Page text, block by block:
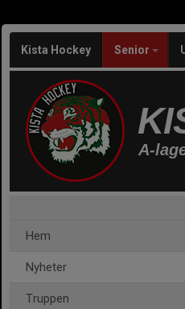
Kista Hockey Senior
A-
Hem
Nyheter
Truppen